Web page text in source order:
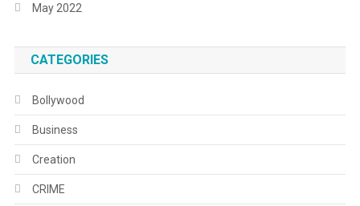
May 2022
CATEGORIES
Bollywood
Business
Creation
CRIME